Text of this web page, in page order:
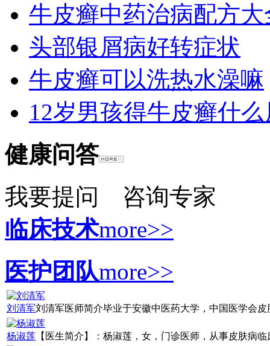
牛皮癣中药治病配方大
头部银屑病好转症状
牛皮癣可以洗热水澡嘛
12岁男孩得牛皮癣什
健康问答
我要提问
咨询专家
临床技术more>>
医护团队more>>
刘清军刘清军医师简介毕业于安徽中医药大学，中国医学会皮
杨淑莲 【医生简介】：杨淑莲，女，门诊医师，从事皮肤病